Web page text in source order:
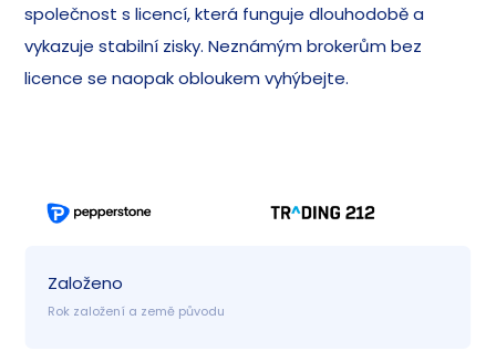
společnost s licencí, která funguje dlouhodobě a
vykazuje stabilní zisky. Neznámým brokerům bez
licence se naopak obloukem vyhýbejte.
Založeno
Rok založení a země původu